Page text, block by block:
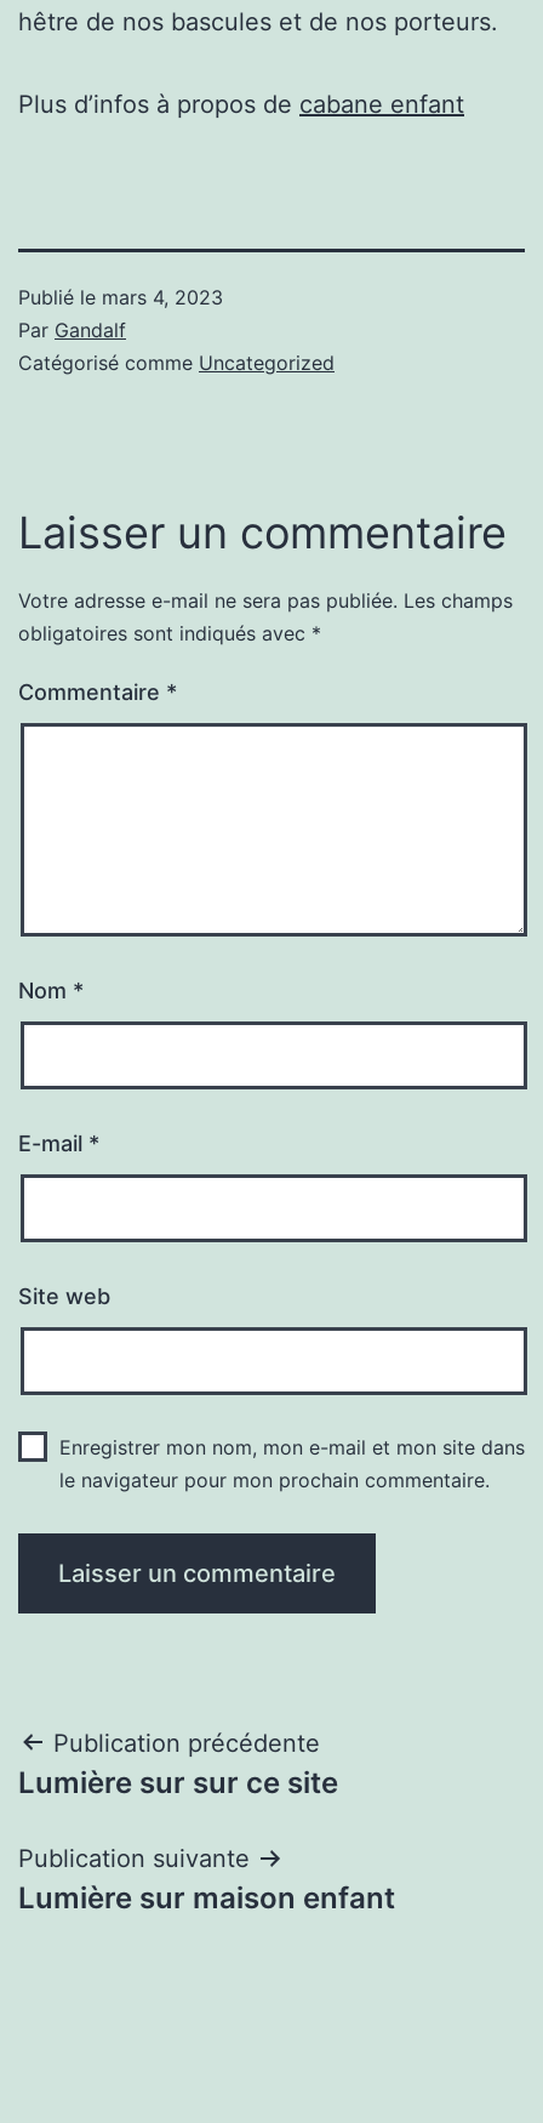
hêtre de nos bascules et de nos porteurs.
Plus d’infos à propos de cabane enfant
Publié le mars 4, 2023
Par Gandalf
Catégorisé comme Uncategorized
Laisser un commentaire
Votre adresse e-mail ne sera pas publiée. Les champs
obligatoires sont indiqués avec *
Commentaire *
Nom *
E-mail *
Site web
Enregistrer mon nom, mon e-mail et mon site dans
le navigateur pour mon prochain commentaire.
Navigation
de
l’article
Publication précédente
Lumière sur sur ce site
Publication suivante
Lumière sur maison enfant